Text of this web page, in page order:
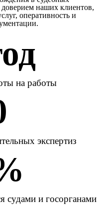
наших клиентов,
оперативность и
на работы
экспертиз
судами и госорганами